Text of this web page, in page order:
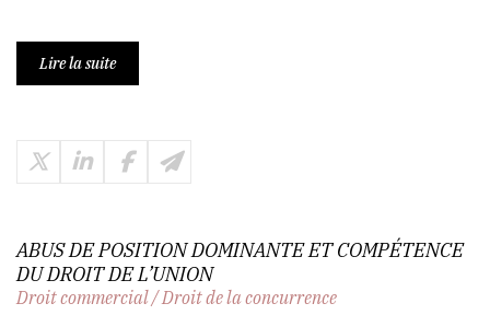
Lire la suite
ABUS DE POSITION DOMINANTE ET COMPÉTENCE
DU DROIT DE L’UNION
Droit commercial/Droit de la concurrence